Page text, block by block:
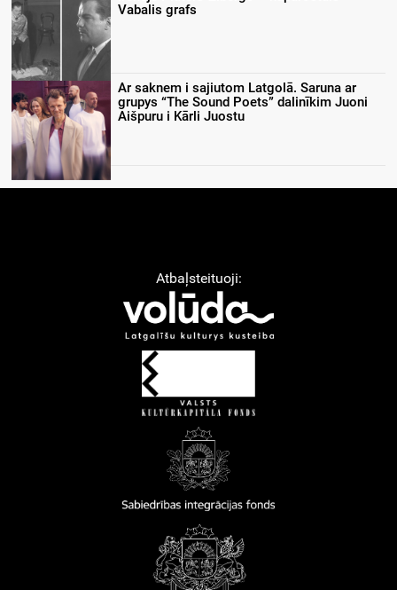
Vabalis grafs
Ar saknem i sajiutom Latgolā. Saruna ar
grupys “The Sound Poets” dalinīkim Juoni
Aišpuru i Kārli Juostu
Atbaļsteituoji: